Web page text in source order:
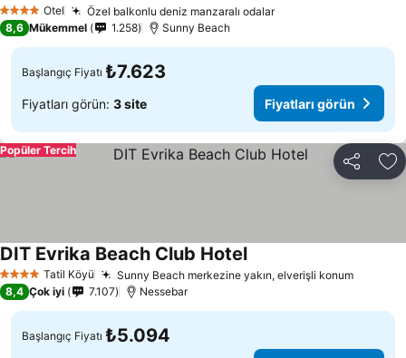
4 Yıldız Otel Özel balkonlu deniz manzaralı odalarFiyatları görün
8,6 Mükemmel 1.258 Sunny Beach
Başlangıç Fiyatı ₺7.623
Fiyatları görün: 3 site Fiyatları görün
Paylaş
Popüler Tercih
4 Yıldız Tatil Köyü Sunny Beach merkezine yakın, elverişli konum
DIT Evrika Beach Club HotelFiyatları görün
8,4 Çok iyi 7.107 Nessebar
Başlangıç Fiyatı ₺5.094